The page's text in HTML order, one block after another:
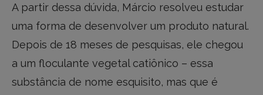
A partir dessa dúvida, Márcio resolveu estudar
uma forma de desenvolver um produto natural.
Depois de 18 meses de pesquisas, ele chegou
a um floculante vegetal catiônico – essa
substância de nome esquisito, mas que é